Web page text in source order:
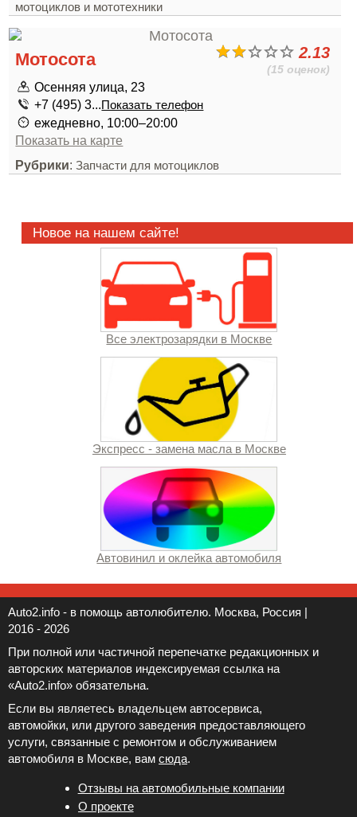
мотоциклов и мототехники
2.13
(15 оценок)
Мотосота
Осенняя улица, 23
+7 (495) 3...Показать телефон
ежедневно, 10:00–20:00
Показать на карте
Рубрики:Запчасти для мотоциклов
Новое на нашем сайте!
Все электрозарядки в Москве
Экспресс - замена масла в Москве
Автовинил и оклейка автомобиля
Auto2.info - в помощь автолюбителю. Москва, Россия |
2016 - 2026
При полной или частичной перепечатке редакционных и
авторских материалов индексируемая ссылка на
«Auto2.info» обязательна.
Если вы являетесь владельцем автосервиса,
автомойки, или другого заведения предоставляющего
услуги, связанные с ремонтом и обслуживанием
автомобиля в Москве, вам сюда.
Отзывы на автомобильные компании